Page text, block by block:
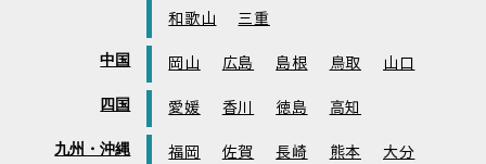
和歌山
三重
中国 岡山 広島 島根 鳥取 山口
四国 愛媛 香川 徳島 高知
九州・沖縄 福岡 佐賀 長崎 熊本
大分